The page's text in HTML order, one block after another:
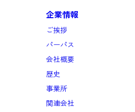
企業情報
ご挨拶
パーパス
会社概要
歴史
事業所
関連会社